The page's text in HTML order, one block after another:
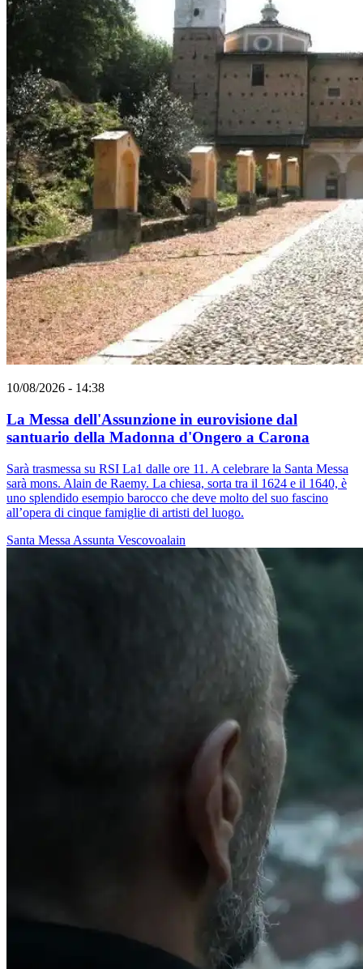
10/08/2026 - 14:38
La Messa dell'Assunzione in eurovisione dal
santuario della Madonna d'Ongero a Carona
Sarà trasmessa su RSI La1 dalle ore 11. A celebrare la Santa Messa
sarà mons. Alain de Raemy. La chiesa, sorta tra il 1624 e il 1640, è
uno splendido esempio barocco che deve molto del suo fascino
all’opera di cinque famiglie di artisti del luogo.
Santa Messa Assunta Vescovoalain